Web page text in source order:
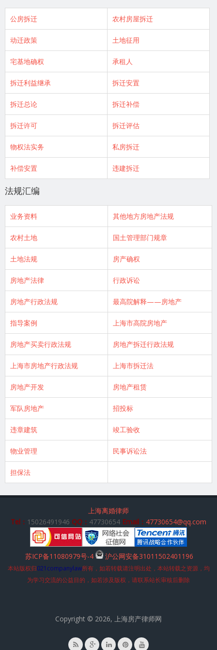
公房拆迁 农村房屋拆迁
动迁政策 土地征用
宅基地确权 承租人
拆迁利益继承 拆迁安置
拆迁总论 拆迁补偿
拆迁许可 拆迁评估
物权法实务 私房拆迁
补偿安置 违建拆迁
法规汇编
业务资料 其他地方房地产法规
农村土地 国土管理部门规章
土地法规 房产确权
房地产法律 行政诉讼
房地产行政法规 最高院解释——房地产
指导案例 上海市高院房地产
房地产买卖行政法规 房地产拆迁行政法规
上海市房地产行政法规 上海市拆迁法
房地产开发 房地产租赁
军队房地产 招投标
违章建筑 竣工验收
物业管理 民事诉讼法
担保法
上海离婚律师
Tel： 15026491946 QQ： 47730654 Email： 47730654@qq.com
苏ICP备11080979号-4 沪公网安备31011502401196
本站版权归021companylaw所有，如若转载请注明出处，本站转载之资源，均
为学习交流的公益目的，如若涉及版权，请联系站长审核后删除
Copyright © 2026, 上海房产律师网